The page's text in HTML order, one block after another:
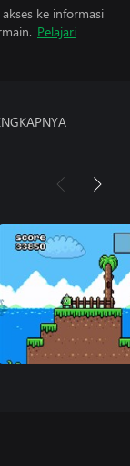
ke informasi
Pelajari